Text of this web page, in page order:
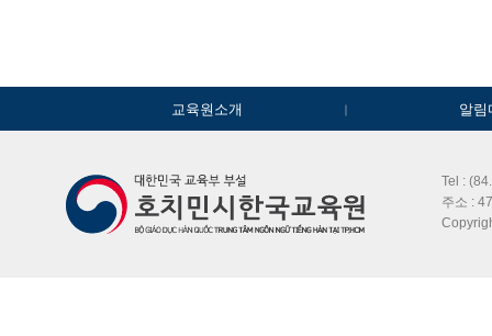
교육원소개 알림
Tel :
주소 :